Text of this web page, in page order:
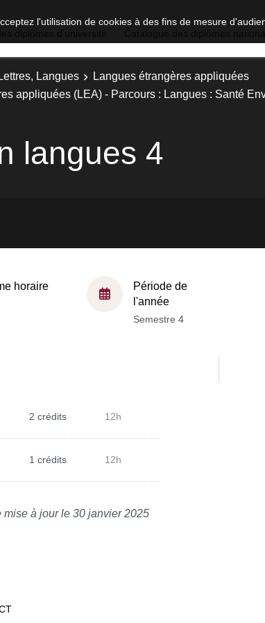
l'utilisation de cookies à des fins de mesure
Langues
Langues étrangères appliquées
appliquées (LEA) - Parcours : Langues : Santé
langues 4
horaire
Période de
l'année
Semestre 4
2 crédits 12h
1 crédits 12h
mise à jour le 30 janvier 2025